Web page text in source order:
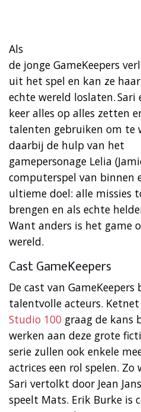
Als
de jonge GameKeepers
uit het spel en kan ze
echte wereld loslaten.
keer alles op alles zetten
talenten gebruiken om te
daarbij de hulp van het
gamepersonage Lelia
computerspel van binnen
ultieme doel: alle missies
brengen en als echte
Want anders is het game
wereld.
Cast GameKeepers
De cast van
talentvolle acteurs.
Studio 100 graag de kans
werken aan deze grote
serie zullen ook enkele
actrices een rol spelen.
Sari vertolkt door Jean
speelt Mats. Erik Burke is